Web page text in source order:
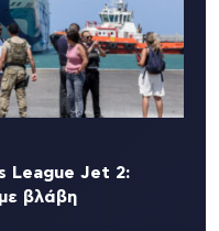
League Jet 2:
βλάβη